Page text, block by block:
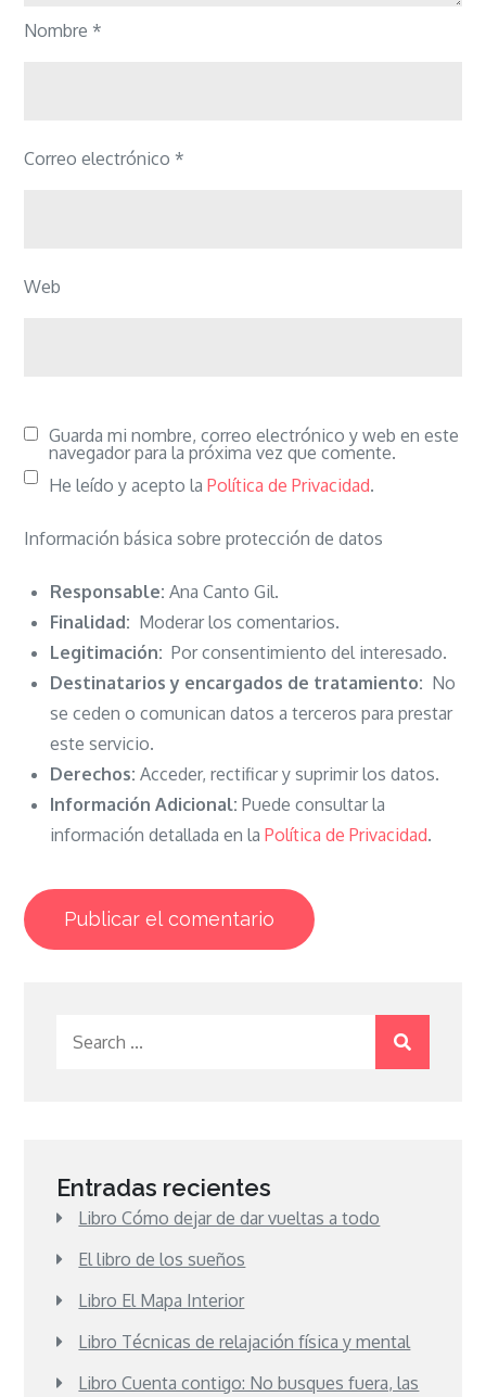
Nombre *
Correo electrónico *
Web
Guarda mi nombre, correo electrónico y web en este
navegador para la próxima vez que comente.
He leído y acepto laPolítica de Privacidad.
Información básica sobre protección de datos
Responsable: Ana Canto Gil.
Finalidad: Moderar los comentarios.
Legitimación: Por consentimiento del interesado.
Destinatarios y encargados de tratamiento: No
se ceden o comunican datos a terceros para prestar
este servicio.
Derechos: Acceder, rectificar y suprimir los datos.
Información Adicional: Puede consultar la
información detallada en laPolítica de Privacidad.
Entradas recientes
Libro Cómo dejar de dar vueltas a todo
El libro de los sueños
Libro El Mapa Interior
Libro Técnicas de relajación física y mental
Libro Cuenta contigo: No busques fuera, las